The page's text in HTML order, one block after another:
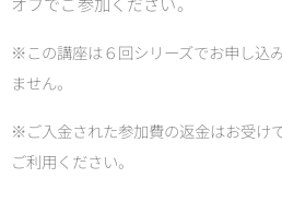
※この講座は６回シリーズでお申し込
ません。
※ご入金された参加費の返金はお受け
ご利用ください。